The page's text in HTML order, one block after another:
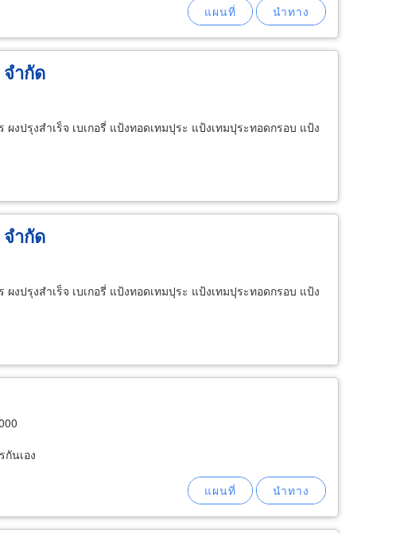
ำกัด
ปรุงสำเร็จ เบเกอรี่ แป้งทอดเทมปุระ แป้งเทมปุระทอดกรอบ แป้ง
ำกัด
ปรุงสำเร็จ เบเกอรี่ แป้งทอดเทมปุระ แป้งเทมปุระทอดกรอบ แป้ง
นเอง